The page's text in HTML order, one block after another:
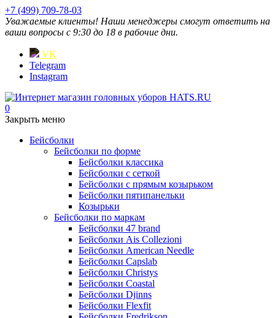
+7 (499) 709-78-03
Уважаемые клиенты! Наши менеджеры смогут ответить на
ваши вопросы с 9:30 до 18 в рабочие дни.
VK
Telegram
Instagram
0
Закрыть меню
Бейсболки
Бейсболки по форме
Бейсболки классика
Бейсболки с сеткой
Бейсболки с прямым козырьком
Бейсболки пятипанельки
Козырьки
Бейсболки по маркам
Бейсболки 47 brand
Бейсболки Ais Collezioni
Бейсболки American Needle
Бейсболки Capslab
Бейсболки Christys
Бейсболки Coastal
Бейсболки Djinns
Бейсболки Flexfit